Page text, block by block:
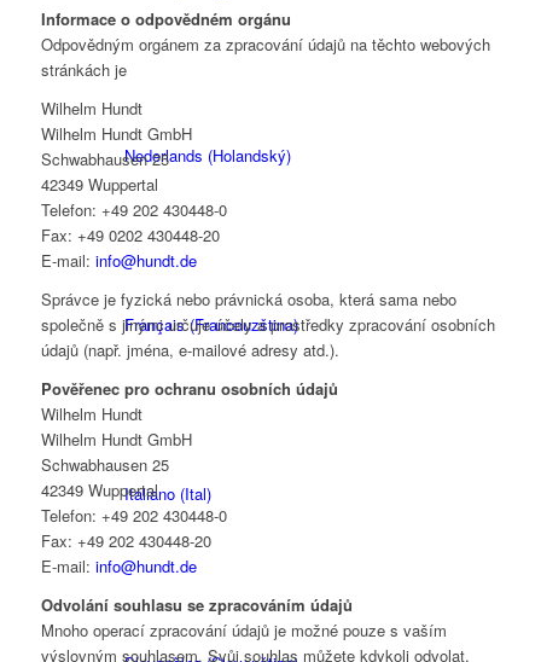
Nederlands (Holandský)
Français(Francouzština)
Italiano(Ital)
Informace o odpovědném orgánu
Odpovědným orgánem za zpracování údajů na těchto webových
stránkách je
Wilhelm Hundt
Wilhelm Hundt GmbH
Schwabhausen 25
42349 Wuppertal
Telefon: +49 202 430448-0
Fax: +49 0202 430448-20
E-mail: info@hundt.de
Správce je fyzická nebo právnická osoba, která sama nebo
společně s jinými určuje účely a prostředky zpracování osobních
údajů (např. jména, e-mailové adresy atd.).
Pověřenec pro ochranu osobních údajů
Wilhelm Hundt
Wilhelm Hundt GmbH
Schwabhausen 25
42349 Wuppertal
Telefon: +49 202 430448-0
Fax: +49 202 430448-20
E-mail: info@hundt.de
Odvolání souhlasu se zpracováním údajů
Mnoho operací zpracování údajů je možné pouze s vaším
výslovným souhlasem. Svůj souhlas můžete kdykoli odvolat.